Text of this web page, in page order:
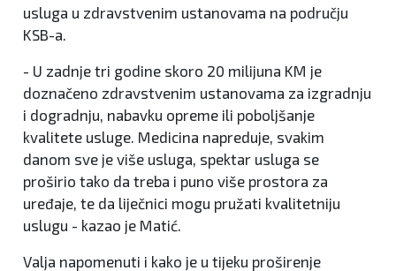
usluga u zdravstvenim ustanovama na području
KSB-a.
- U zadnje tri godine skoro 20 milijuna KM je
doznačeno zdravstvenim ustanovama za izgradnju
i dogradnju, nabavku opreme ili poboljšanje
kvalitete usluge. Medicina napreduje, svakim
danom sve je više usluga, spektar usluga se
proširio tako da treba i puno više prostora za
uređaje, te da liječnici mogu pružati kvalitetniju
uslugu - kazao je Matić.
Valja napomenuti i kako je u tijeku proširenje